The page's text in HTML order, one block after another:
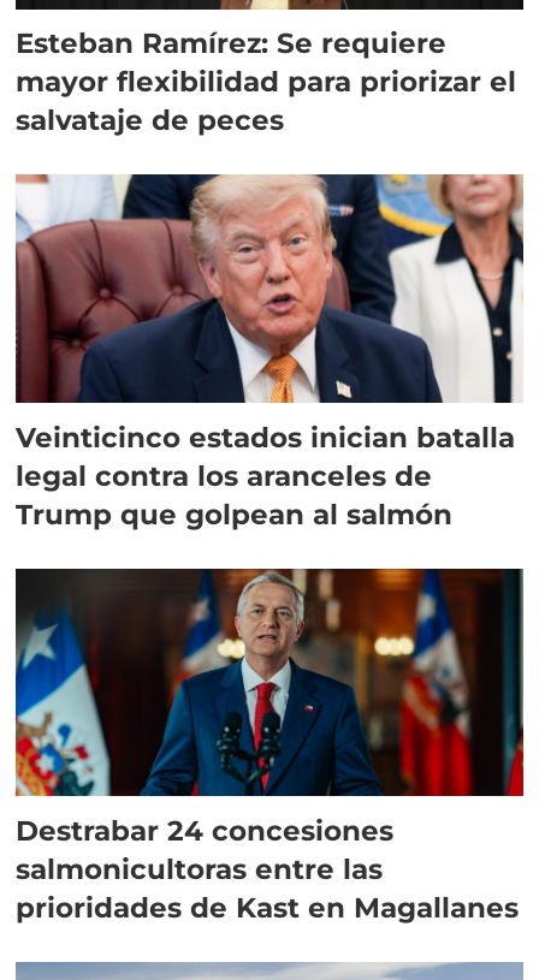
Esteban Ramírez: Se requiere
mayor flexibilidad para priorizar el
salvataje de peces
Veinticinco estados inician batalla
legal contra los aranceles de
Trump que golpean al salmón
Destrabar 24 concesiones
salmonicultoras entre las
prioridades de Kast en Magallanes